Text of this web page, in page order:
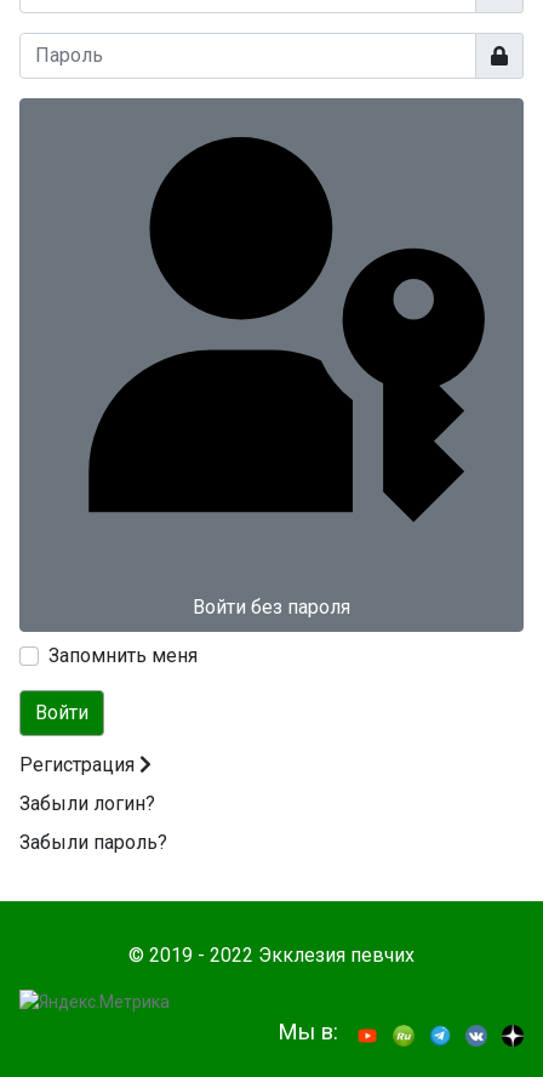
Войти без пароля
Запомнить меня
Войти
Регистрация
Забыли логин?
Забыли пароль?
© 2019 - 2022 Экклезия певчих
Мы в: